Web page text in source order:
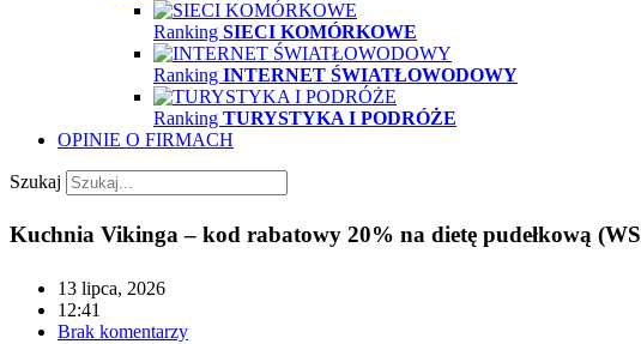
Ranking SIECI KOMÓRKOWE
Ranking INTERNET ŚWIATŁOWODOWY
Ranking TURYSTYKA I PODRÓŻE
OPINIE O FIRMACH
Szukaj
Kuchnia Vikinga – kod rabatowy 20% na dietę pudełkową
13 lipca, 2026
12:41
Brak komentarzy